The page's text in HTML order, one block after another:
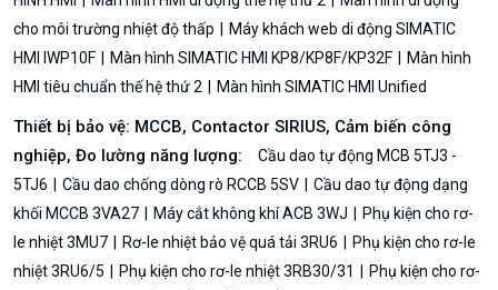
cho môi trường nhiệt độ thấp
Máy khách web di động SIMATIC
HMI IWP10F
Màn hình SIMATIC HMI KP8/KP8F/KP32F
Màn hình
HMI tiêu chuẩn thế hệ thứ 2
Màn hình SIMATIC HMI Unified
Thiết bị bảo vệ: MCCB, Contactor SIRIUS, Cảm biến công
nghiệp, Đo lường năng lượng:
Cầu dao tự động MCB 5TJ3 -
5TJ6
Cầu dao chống dòng rò RCCB 5SV
Cầu dao tự động dạng
khối MCCB 3VA27
Máy cắt không khí ACB 3WJ
Phụ kiện cho rơ-
le nhiệt 3MU7
Rơ-le nhiệt bảo vệ quá tải 3RU6
Phụ kiện cho rơ-le
nhiệt 3RU6/5
Phụ kiện cho rơ-le nhiệt 3RB30/31
Phụ kiện cho rơ-